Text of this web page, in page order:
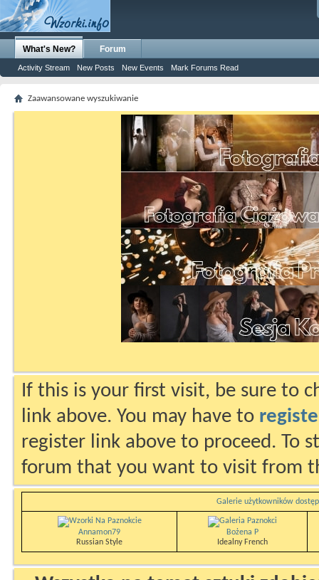
What's New?
Activity Stream New Posts New Events Mark Forums Read
Forum
Zaawansowane wyszukiwanie
If this is your first visit, be sure to
link above. You may have to
register link above to proceed. To
forum that you want to visit from
Galerie użytkowników
Annamon79
Russian Style
Bożena P
Idealny French